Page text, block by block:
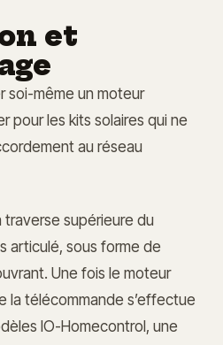
et
soi-même un moteur
pour les kits solaires qui ne
au réseau
traverse supérieure du
articulé, sous forme de
Une fois le moteur
la télécommande s’effectue
IO-Homecontrol, une